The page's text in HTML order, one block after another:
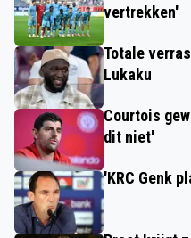
vertrekken'
Totale
Lukaku
Courtois
dit niet'
'KRC Genk